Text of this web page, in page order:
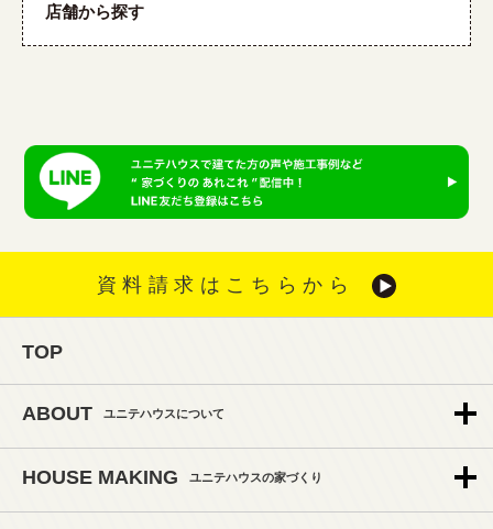
店舗から探す
資料請求はこちらから
TOP
ABOUT ユニテハウスについて
HOUSE MAKING ユニテハウスの家づくり